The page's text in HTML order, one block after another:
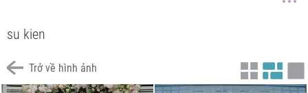
su kien
Trở về hình ảnh